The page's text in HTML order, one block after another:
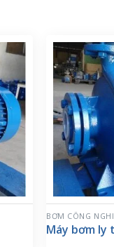
BƠM CÔNG
Máy bơm ly